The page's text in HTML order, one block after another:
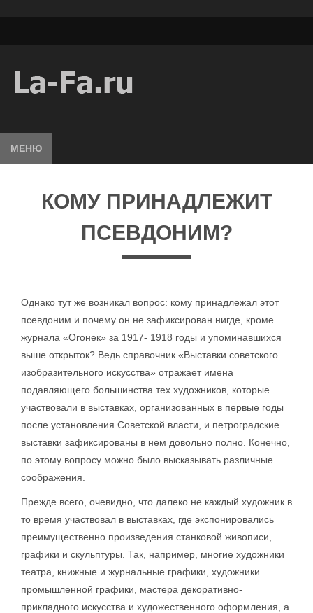
МЕНЮ
КОМУ ПРИНАДЛЕЖИТ
ПСЕВДОНИМ?
Однако тут же возникал вопрос: кому принадлежал этот
псевдоним и почему он не зафиксирован нигде, кроме
журнала «Огонек» за 1917- 1918 годы и упоминавшихся
выше открыток? Ведь справочник «Выставки советского
изобразительного искусства» отражает имена
подавляющего большинства тех художников, которые
участвовали в выставках, организованных в первые годы
после установления Советской власти, и петроградские
выставки зафиксированы в нем довольно полно. Конечно,
по этому вопросу можно было высказывать различные
соображения.
Прежде всего, очевидно, что далеко не каждый художник в
то время участвовал в выставках, где экспонировались
преимущественно произведения станковой живописи,
графики и скульптуры. Так, например, многие художники
театра, книжные и журнальные графики, художники
промышленной графики, мастера декоративно-
прикладного искусства и художественного оформления, а